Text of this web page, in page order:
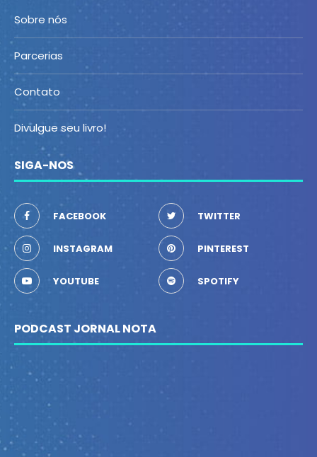
Sobre nós
Parcerias
Contato
Divulgue seu livro!
SIGA-NOS
FACEBOOK TWITTER
INSTAGRAM PINTEREST
YOUTUBE SPOTIFY
PODCAST JORNAL NOTA